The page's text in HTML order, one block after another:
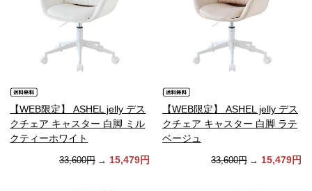
【WEB限定】 ASHEL jelly デス
クチェア キャスター 白脚 ミル
クティーホワイト
33,600円 → 15,479円
【WEB限定】 ASHEL jelly デス
クチェア キャスター 白脚 ラテ
ベージュ
33,600円 → 15,479円